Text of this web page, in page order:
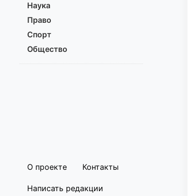
Наука
Право
Спорт
Общество
О проекте Контакты
Написать редакции